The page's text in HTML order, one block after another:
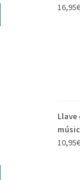
16,95€
Llave
10,95€